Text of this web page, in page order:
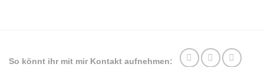
können
Optionen
So könnt ihr mit mir Kontakt aufnehmen: